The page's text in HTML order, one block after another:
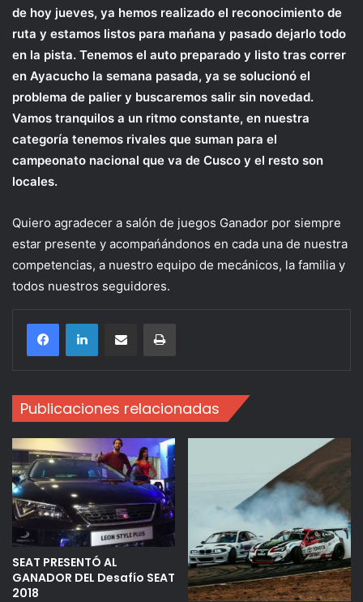
de hoy jueves, ya hemos realizado el reconocimiento de
ruta y estamos listos para mańana y pasado dejarlo todo
en la pista. Tenemos el auto preparado y listo tras correr
en Ayacucho la semana pasada, ya se solucionó el
problema de palier y buscaremos salir sin novedad.
Vamos tranquilos a un ritmo constante, en nuestra
categoría tenemos rivales que suman para el
campeonato nacional que va de Cusco y el resto son
locales.
Quiero agradecer a salón de juegos Ganador por siempre
estar presente y acompańándonos en cada una de nuestra
competencias, a nuestro equipo de mecánicos, la familia y
todos nuestros seguidores.
Compartir por correo electrónicoImprimir
Publicaciones relacionadas
SEAT PRESENTÓ AL
GANADOR DEL Desafío SEAT
2018